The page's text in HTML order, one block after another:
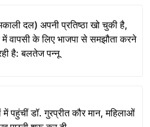
दल) अपनी प्रतिष्ठा खो चुकी है,
में वापसी के लिए भाजपा से समझौता करने
है: बलतेज पन्नू
पहुंचीं डॉ. गुरप्रीत कौर मान, महिलाओं